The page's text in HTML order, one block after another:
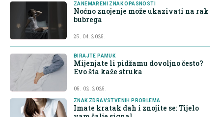
ZANEMARENI ZNAK OPASNOSTI
Noćno znojenje može ukazivati na rak
bubrega
25. 04. 2025.
BIRAJTE PAMUK
Mijenjate li pidžamu dovoljno često?
Evo šta kaže struka
05. 02. 2025.
ZNAK ZDRAVSTVENIH PROBLEMA
Imate kratak dah i znojite se: Tijelo